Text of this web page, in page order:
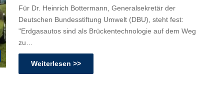
Für Dr. Heinrich Bottermann, Generalsekretär der
Deutschen Bundesstiftung Umwelt (DBU), steht fest:
"Erdgasautos sind als Brückentechnologie auf dem Weg
zu…
Weiterlesen >>